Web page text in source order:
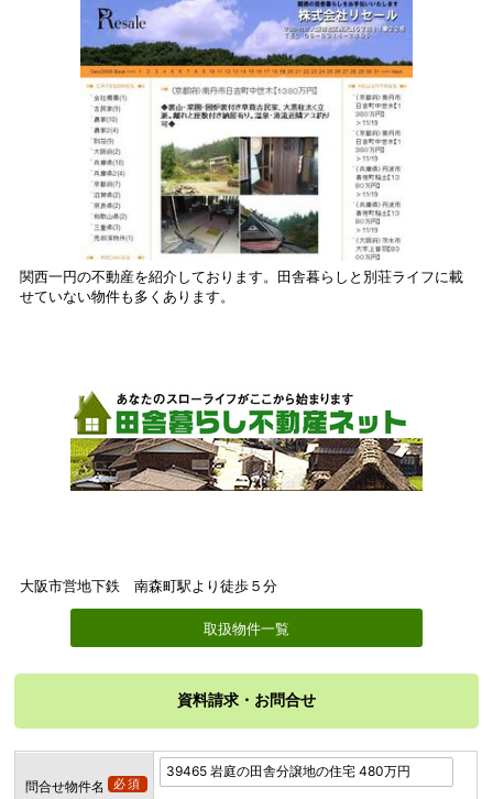
関西一円の不動産を紹介しております。田舎暮らしと別荘ライフに載
せていない物件も多くあります。
大阪市営地下鉄 南森町駅より徒歩５分
取扱物件一覧
資料請求・お問合せ
問合せ物件名 必須